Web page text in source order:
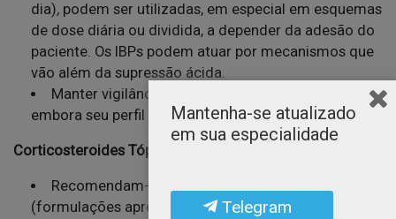
dia), podem ser utilizadas, em especial em esquemas
de dose diária ou dividida, a depender da adesão do
paciente. Os IBPs podem atuar por mecanismos que
vão além da supressão ácida.
Manter vigilância de potenciais efeitos adversos,
embora seu perfil de segurança seja favorável.
Corticosteroides Tópicos (CTs):
Recomendam-se preparações de budesonida
(formulações aprovadas para EoE, como suspensões
Mantenha-se atualizado
em sua especialidade
Telegram